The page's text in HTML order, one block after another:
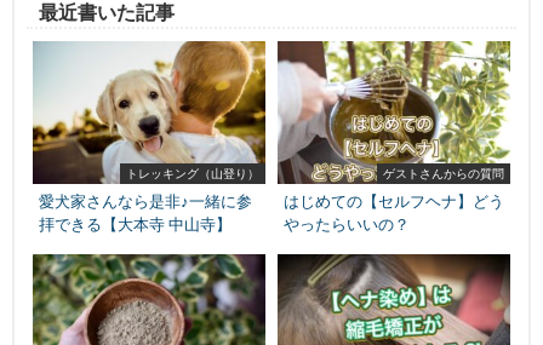
最近書いた記事
トレッキング（山登り）
愛犬家さんなら是非♪一緒に参
拝できる【大本寺 中山寺】
ゲストさんからの質問
はじめての【セルフヘナ】どう
やったらいいの？